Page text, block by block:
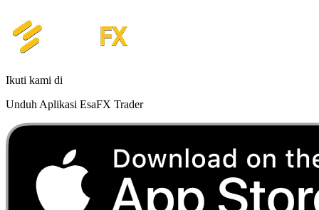
Ikuti kami di
Unduh Aplikasi EsaFX Trader